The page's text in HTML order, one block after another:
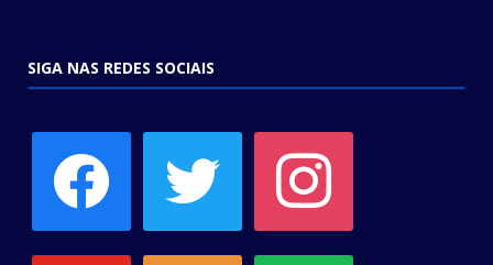
SIGA NAS REDES SOCIAIS